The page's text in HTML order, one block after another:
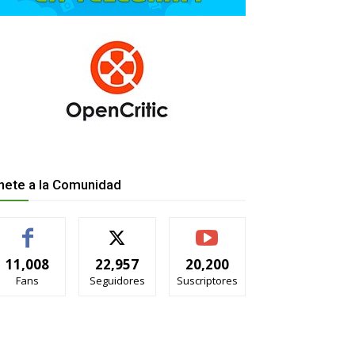
a la Comunidad
11,008
Fans
22,957
Seguidores
20,200
Suscriptores